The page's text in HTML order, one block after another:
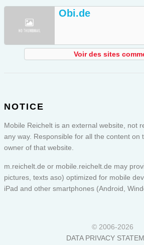
Obi.de
Voir des sites
NOTICE
Mobile Reichelt is an external website, not
any way. Responsible for all the content on
owner of that website.
m.reichelt.de or mobile.reichelt.de may
pictures, texts aso) optimized for mobile
iPad and other smartphones (Android,
© 2006-2026
DATA PRIVACY